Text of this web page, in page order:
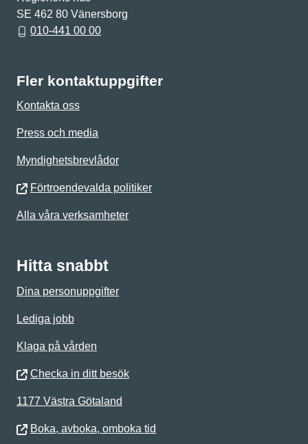
SE 462 80 Vänersborg
010-441 00 00
Fler kontaktuppgifter
Kontakta oss
Press och media
Myndighetsbrevlådor
Förtroendevalda politiker
Alla våra verksamheter
Hitta snabbt
Dina personuppgifter
Lediga jobb
Klaga på vården
Checka in ditt besök
1177 Västra Götaland
Boka, avboka, omboka tid